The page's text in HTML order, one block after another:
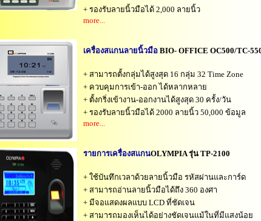
+ รองรับลายนิ้วมือได้ 2,000 ลายนิ้ว
more...
เครื่องสแกนลายนิ้วมือ BIO- OFFICE OC500/TC-
+ สามารถตั้งกลุ่มได้สูงสุด 16 กลุ่ม 32 Time Zone
+ ควบคุมการเข้า-ออก ได้หลากหลาย
+ ตั้งกริ่งเข้างาน-ออกงานได้สูงสุด 30 ครั้ง/วัน
+ รองรับลายนิ้วมือได้ 2000 ลายนิ้ว 50,000 ข้อมูล
more...
รายการเครื่องสแกนOLYMPIA รุ่น TP-2100
+ ใช้บันทึกเวลาด้วยลายนิ้วมือ รหัสผ่านและการ์ด
+ สามารถอ่านลายนิ้วมือได้ถึง 360 องศา
+ มีจอแสดงผลแบบ LCD ที่ชัดเจน
+ สามารถมองเห็นได้อย่างชัดเจนแม้ในที่มีแสงน้อย